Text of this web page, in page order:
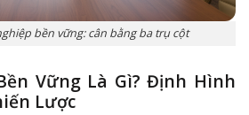
bền vững: cân bằng ba trụ cột
Vững Là Gì? Định Hình
Lược